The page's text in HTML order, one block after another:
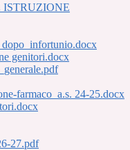
genitori.docx
farmaco_a.s. 24-25.docx
27.pdf